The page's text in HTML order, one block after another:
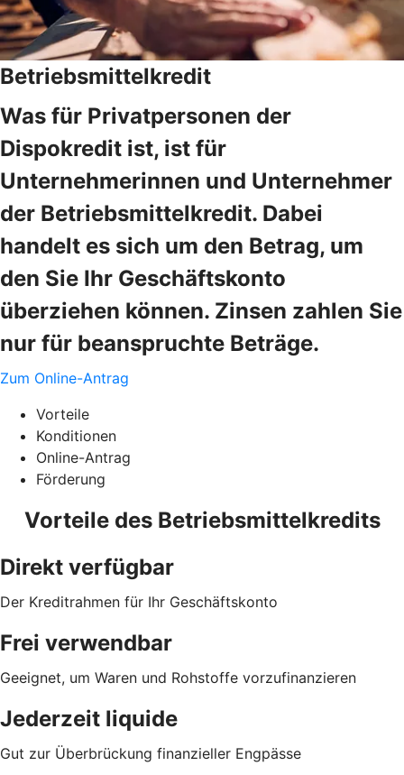
Betriebsmittelkredit
Was für Privatpersonen der
Dispokredit ist, ist für
Unternehmerinnen und Unternehmer
der Betriebsmittelkredit. Dabei
handelt es sich um den Betrag, um
den Sie Ihr Geschäftskonto
überziehen können. Zinsen zahlen Sie
nur für beanspruchte Beträge.
Zum Online-Antrag
Vorteile
Konditionen
Online-Antrag
Förderung
Vorteile des Betriebsmittelkredits
Direkt verfügbar
Der Kreditrahmen für Ihr Geschäftskonto
Frei verwendbar
Geeignet, um Waren und Rohstoffe vorzufinanzieren
Jederzeit liquide
Gut zur Überbrückung finanzieller Engpässe